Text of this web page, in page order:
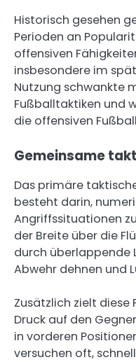
Historisch gesehen
Perioden an
offensiven
insbesondere im
Nutzung schwankte
Fußballtaktiken und
die offensiven
Gemeinsame
Das primäre
besteht darin,
Angriffssituationen
der Breite über die
durch überlappende
Abwehr dehnen und
Zusätzlich zielt
Druck auf den
in vorderen
versuchen oft,